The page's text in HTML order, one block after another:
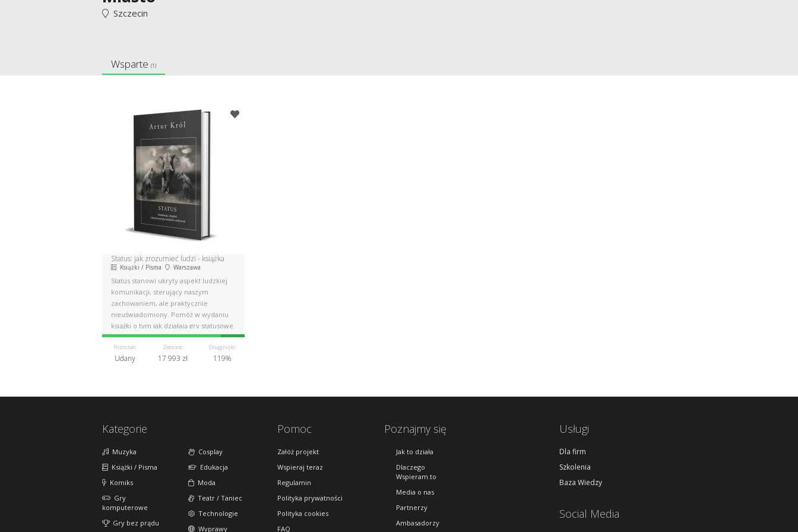
Szczecin
Wsparte (1)
Status: jak zrozumieć ludzi - książka
Książki / Pisma Warszawa
Status stanowi ukryty aspekt ludzkiej
komunikacji, sterujący naszym
zachowaniem, ale praktycznie
nieuświadomiony. Pomóż w wydaniu
książki o tym jak działają gry statusowe.
Pozostało
Udany
Zebrano
17 993 zł
Osiągnięto
119%
Kategorie
Muzyka
Książki / Pisma
Komiks
Gry
komputerowe
Gry bez prądu
Cosplay
Edukacja
Moda
Teatr / Taniec
Technologie
Wyprawy
Pomoc
Załóż projekt
Wspieraj teraz
Regulamin
Polityka prywatności
Polityka cookies
FAQ
Poznajmy się
Jak to działa
Dlaczego
Wspieram.to
Media o nas
Partnerzy
Ambasadorzy
Usługi
Dla firm
Szkolenia
Baza Wiedzy
Social Media